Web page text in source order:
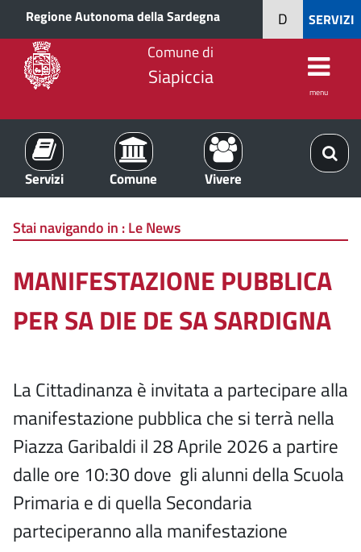
Regione Autonoma della Sardegna SERVIZI
D
Comune di
Siapiccia
menu
Servizi Comune Vivere
Stai navigando in :Le News
MANIFESTAZIONE PUBBLICA
PER SA DIE DE SA SARDIGNA
La Cittadinanza è invitata a partecipare alla
manifestazione pubblica che si terrà nella
Piazza Garibaldi il 28 Aprile 2026 a partire
dalle ore 10:30 dove gli alunni della Scuola
Primaria e di quella Secondaria
parteciperanno alla manifestazione